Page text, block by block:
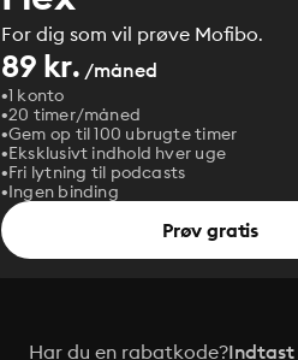
For dig som vil prøve Mofibo.
89 kr. /måned
1 konto
20 timer/måned
Gem op til 100 ubrugte timer
Eksklusivt indhold hver uge
Fri lytning til podcasts
Ingen binding
Prøv gratis
Har du en rabatkode?Indtast